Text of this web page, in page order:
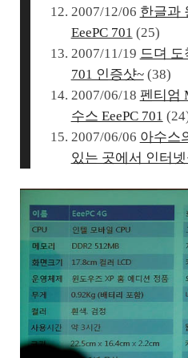
2007/12/06 한글과
EeePC 701 (25)
2007/11/19 드뎌 도
701 인증샷~ (38)
2007/06/18 펜티엄
수스 EeePC 701
2007/06/06 아수스
있는 곳에서 인터